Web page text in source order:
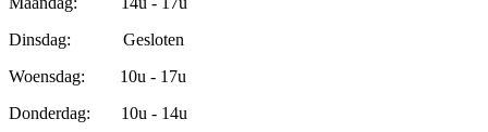
Dinsdag: Gesloten
Woensdag: 10u - 17u
Donderdag: 10u - 14u